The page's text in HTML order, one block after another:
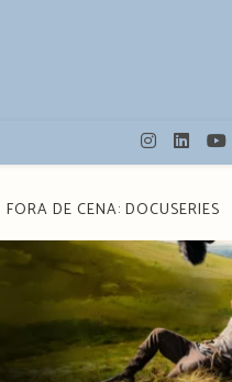
FORA DE CENA: DOCUSERIES